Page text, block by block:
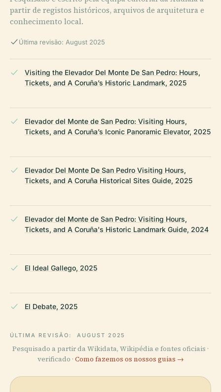
partir de registos históricos, arquivos de arquitetura e
conhecimento local.
Última revisão: August 2025
Visiting the Elevador Del Monte De San Pedro: Hours,
Tickets, and A Coruña’s Historic Landmark, 2025
Elevador del Monte de San Pedro: Visiting Hours,
Tickets, and A Coruña’s Iconic Panoramic Elevator, 2025
Elevador Del Monte De San Pedro Visiting Hours,
Tickets, and A Coruña Historical Sites Guide, 2025
Elevador del Monte de San Pedro: Visiting Hours,
Tickets, and A Coruña's Historic Landmark Guide, 2024
El Ideal Gallego, 2025
El Debate, 2025
ÚLTIMA REVISÃO: AUGUST 2025
Pesquisado a partir da Wikidata, Wikipédia e fontes oficiais ·
verificado · Como fazemos os nossos guias →